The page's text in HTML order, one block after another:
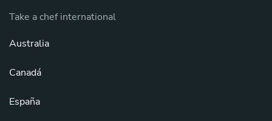
Take a chef international
Australia
Canadá
España